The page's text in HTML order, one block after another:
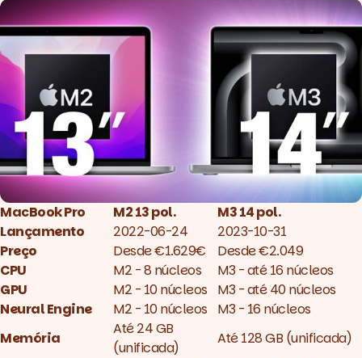
MacBook Pro M2 13 pol.
M3 14 pol.
Lançamento
2022-06-24
2023-10-31
Preço
Desde €1.629€
Desde €2.049
CPU
M2 - 8 núcleos
M3 - até 16 núcleos
GPU
M2 - 10 núcleos M3 - até 40 núcleos
Neural Engine
M2 - 10 núcleos M3 - 16 núcleos
Memória
Até 24 GB
(unificada)
Até 128 GB (unificada)